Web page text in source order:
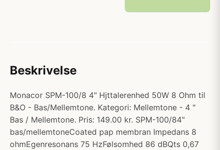
Beskrivelse
Monacor SPM-100/8 4" Hjttalerenhed 50W 8 Ohm til
B&O - Bas/Mellemtone. Kategori: Mellemtone - 4 "
Bas / Mellemtone. Pris: 149.00 kr. SPM-100/84"
bas/mellemtoneCoated pap membran Impedans 8
ohmEgenresonans 75 HzFølsomhed 86 dBQts 0,67